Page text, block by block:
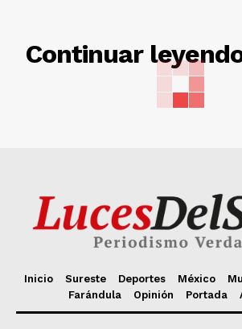
Continuar
Inicio Sureste Deportes México
Farándula
Opinión Portada